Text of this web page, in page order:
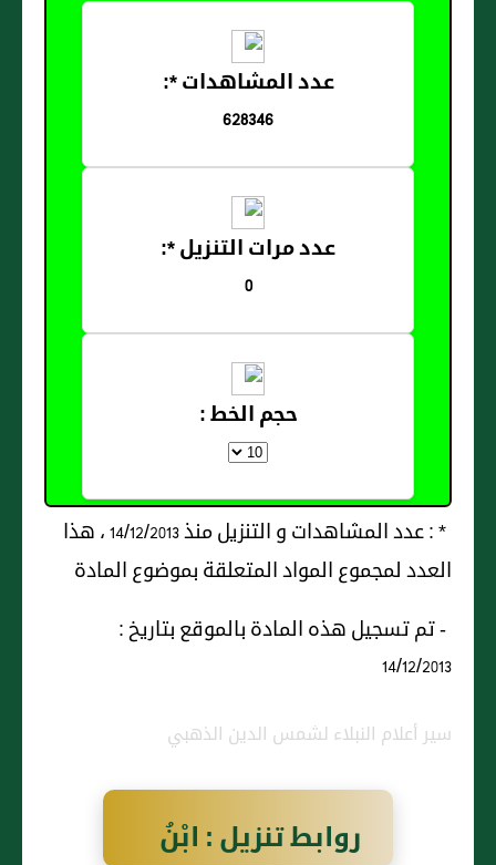
عدد المشاهدات *:
628346
عدد مرات التنزيل *:
0
حجم الخط :
* : عدد المشاهدات و التنزيل منذ 14/12/2013 ، هذا
العدد لمجموع المواد المتعلقة بموضوع المادة
- تم تسجيل هذه المادة بالموقع بتاريخ :
14/12/2013
سير أعلام النبلاء لشمس الدين الذهبي
روابط تنزيل : ابْنُ